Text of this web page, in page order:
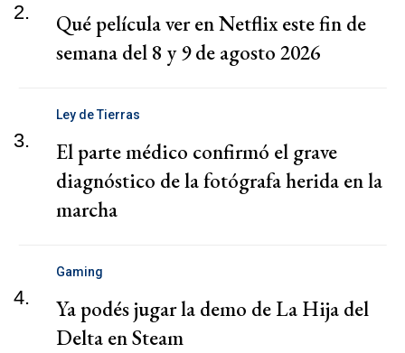
2.
Qué película ver en Netflix este fin de
semana del 8 y 9 de agosto 2026
3.
Ley de Tierras
El parte médico confirmó el grave
diagnóstico de la fotógrafa herida en la
marcha
4.
Gaming
Ya podés jugar la demo de La Hija del
Delta en Steam